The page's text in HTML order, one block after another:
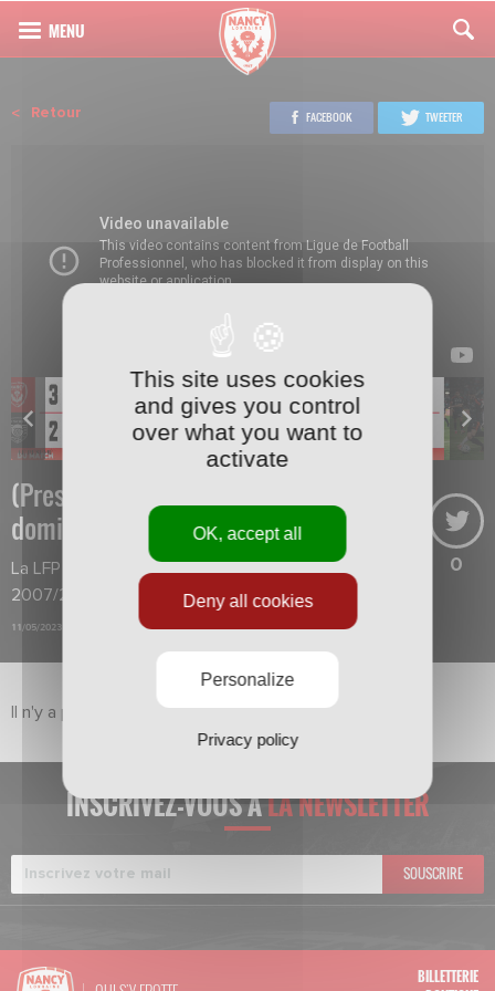
Retour FACEBOOK TWEETER
(Presque) invincibles à
domicile en 2007/2008
La LFP revient sur l'incroyable saison
2007/2008 de l’AS Nancy Lorraine.
11/05/2023
0
Il n'y a pas de vidéo dans ce sujet pour le moment.
INSCRIVEZ-VOUS ÀLA NEWSLETTER
SOUSCRIRE
BILLETTERIE
This site uses cookies
and gives you control
over what you want to
activate
OK, accept all
Deny all cookies
Personalize
Privacy policy